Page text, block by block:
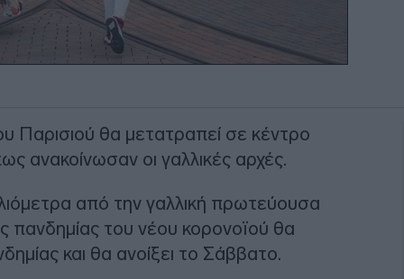
Παρισιού θα μετατραπεί σε κέντρο
ανακοίνωσαν οι γαλλικές αρχές.
από την γαλλική πρωτεύουσα
πανδημίας του νέου κορονοϊού θα
και θα ανοίξει το Σάββατο.